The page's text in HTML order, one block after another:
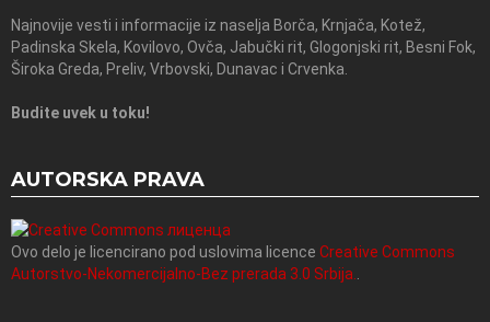
Najnovije vesti i informacije iz naselja Borča, Krnjača, Kotež,
Padinska Skela, Kovilovo, Ovča, Jabučki rit, Glogonjski rit, Besni Fok,
Široka Greda, Preliv, Vrbovski, Dunavac i Crvenka.
Budite uvek u toku!
AUTORSKA PRAVA
Ovo delo je licencirano pod uslovima licence Creative Commons
Autorstvo-Nekomercijalno-Bez prerada 3.0 Srbija.